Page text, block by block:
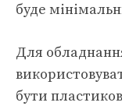
буде
Для
бути